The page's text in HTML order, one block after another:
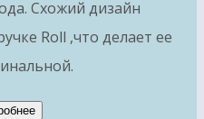
Схожий дизайн
Roll ,что делает ее